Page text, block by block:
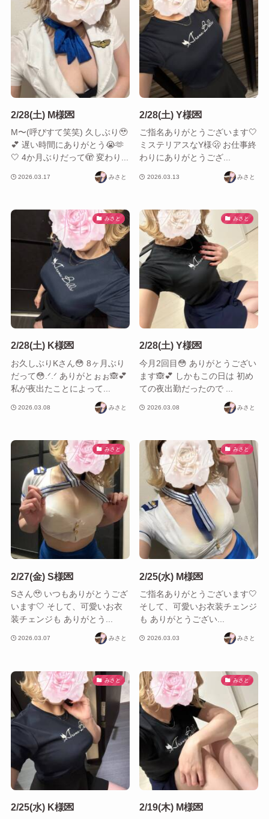
2/28(土) M様💌
M〜(呼びすて笑笑) 久しぶり🥹
💕︎ 遅い時間にありがとう😭🫶
🤍 4か月ぶりだって🫣 変わり...
2026.03.17 みさと
2/28(土) Y様💌
ご指名ありがとう‎ございます‎🤍
ミステリアスなY様🫢 お仕事終
わりにありがとうござ...
2026.03.13 みさと
みさと
2/28(土) K様💌
お久しぶりKさん😳 8ヶ月ぶり
だって😳.ᐟ.ᐟ ありがとぉぉ🙈︎💕︎
私が夜出たことによって...
2026.03.08 みさと
みさと
2/28(土) Y様💌
今月2回目😳 ありがとうござい
ます‎🙈︎💕︎ しかもこの日は 初め
ての夜出勤だったので ...
2026.03.08 みさと
みさと
2/27(金) S様💌
Sさん🥹 いつもありがとうござ
います‎🤍 そして、可愛いお衣
装チェンジも ありがとう...
2026.03.07 みさと
みさと
2/25(水) M様💌
ご指名ありがとうございます‎🤍
そして、可愛いお衣装チェンジ
も ありがとうござい...
2026.03.03 みさと
みさと
2/25(水) K様💌
みさと
2/19(木) M様💌